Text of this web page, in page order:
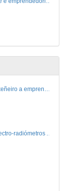
Presentación 'De enxeñeiro a emprendedor, unha transformación posible'.